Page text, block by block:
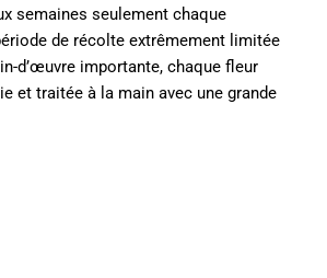
semaines seulement chaque
de récolte extrêmement limitée
d’œuvre importante, chaque fleur
et traitée à la main avec une grande